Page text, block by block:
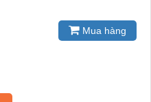
Mua hàng